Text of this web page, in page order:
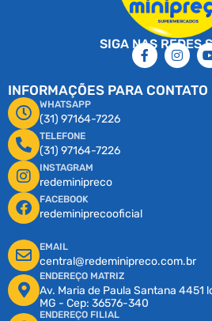
SIGA NAS REDES
INFORMAÇÕES PARA CONTATO
WHATSAPP
(31) 97164-7226
TELEFONE
(31) 97164-7226
INSTAGRAM
redeminipreco
FACEBOOK
redeminiprecooficial
EMAIL
central@redeminipreco.com.br
ENDEREÇO MATRIZ
Av. Maria de Paula Santana 4451
MG - Cep: 36576-340
ENDEREÇO FILIAL